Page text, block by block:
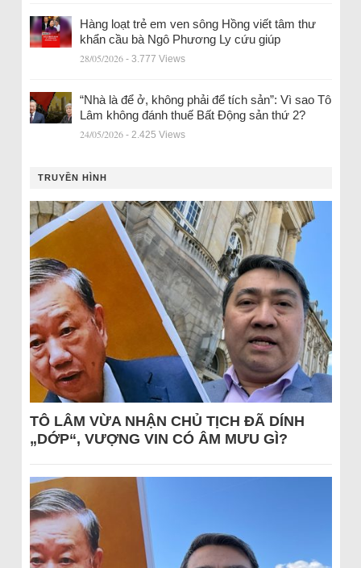
Hàng loạt trẻ em ven sông Hồng viết tâm thư
khẩn cầu bà Ngô Phương Ly cứu giúp
28/05/2026 - 3.777 Views
“Nhà là để ở, không phải để tích sản”: Vì sao Tô
Lâm không đánh thuế Bất Động sản thứ 2?
24/05/2026 - 2.425 Views
TRUYỀN HÌNH
TÔ LÂM VỪA NHẬN CHỦ TỊCH ĐÃ DÍNH
„DỚP“, VƯỢNG VIN CÓ ÂM MƯU GÌ?